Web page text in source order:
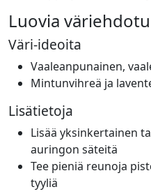
Luovia
Väri-ideoita
Vaaleanpunainen,
Mintunvihreä ja
Lisätietoja
Lisää yksinkertainen
auringon säteitä
Tee pieniä reunoja
tyyliä